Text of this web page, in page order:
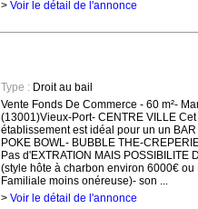
> Voir le détail de l'annonce
Type :Droit au bail
Vente Fonds De Commerce - 60 m²-
(13001)Vieux-Port- CENTRE VILLE Cet
établissement est idéal pour un un BAR
POKE BOWL- BUBBLE THE-
Pas d'EXTRATION MAIS POSSIBILITE
(style hôte à charbon environ 6000€ ou
Familiale moins onéreuse)- son ...
> Voir le détail de l'annonce